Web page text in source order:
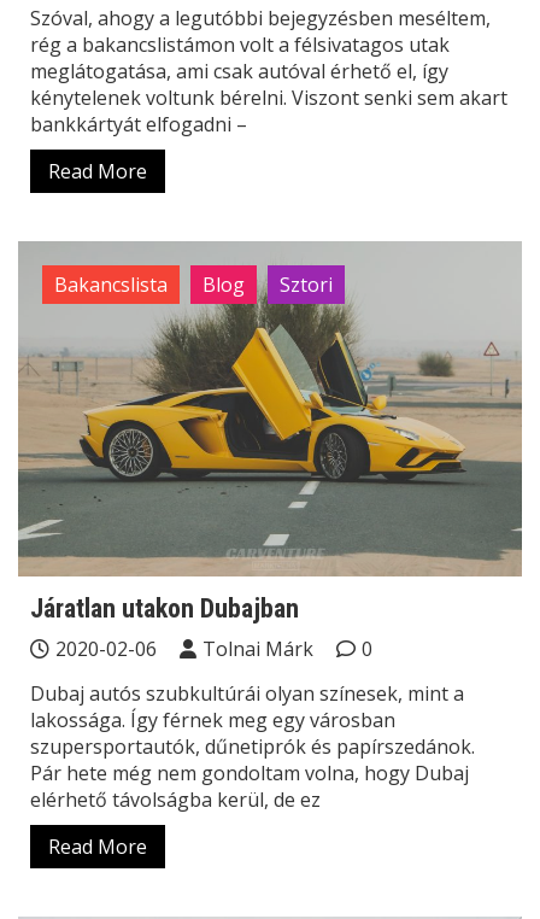
Szóval, ahogy a legutóbbi bejegyzésben meséltem,
rég a bakancslistámon volt a félsivatagos utak
meglátogatása, ami csak autóval érhető el, így
kénytelenek voltunk bérelni. Viszont senki sem akart
bankkártyát elfogadni –
Read More
Bakancslista Blog Sztori
Járatlan utakon Dubajban
2020-02-06 Tolnai Márk
0
Dubaj autós szubkultúrái olyan színesek, mint a
lakossága. Így férnek meg egy városban
szupersportautók, dűnetiprók és papírszedánok.
Pár hete még nem gondoltam volna, hogy Dubaj
elérhető távolságba kerül, de ez
Read More